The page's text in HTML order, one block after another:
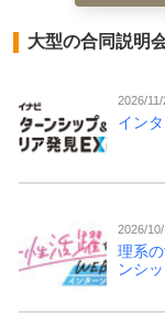
大型の合同説明
2026/11/
イン
2026/
理系
ンシ